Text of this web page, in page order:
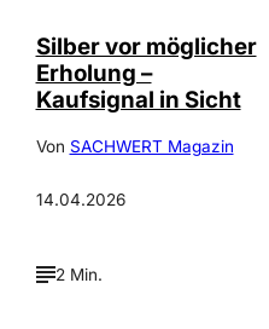
Silber vor möglicher
Erholung –
Kaufsignal in Sicht
Von SACHWERT Magazin
14.04.2026
2 Min.